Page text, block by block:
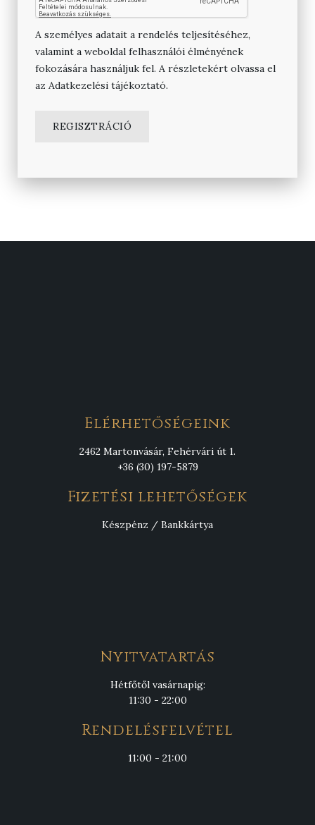
A személyes adatait a rendelés teljesítéséhez,
valamint a weboldal felhasználói élményének
fokozására használjuk fel. A részletekért olvassa el
az Adatkezelési tájékoztató.
REGISZTRÁCIÓ
Elérhetőségeink
2462 Martonvásár, Fehérvári út 1.
+36 (30) 197-5879
Fizetési lehetőségek
Készpénz / Bankkártya
Nyitvatartás
Hétfőtől vasárnapig:
11:30 - 22:00
Rendelésfelvétel
11:00 - 21:00